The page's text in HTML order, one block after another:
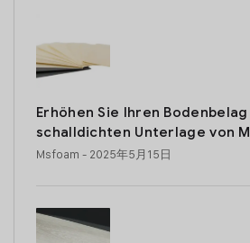
Erhöhen Sie Ihren
schalldichten Unterlage von
Msfoam - 2025年5月15日